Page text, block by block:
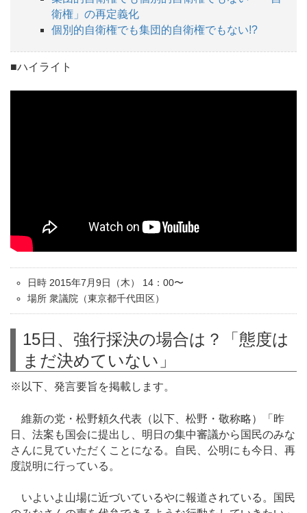
衛権」の再定義化
個別的自衛権でも集団的自衛権でもない!?
■ハイライト
日時 2015年7月9日（木） 14：00〜
場所 衆議院（東京都千代田区）
15日、強行採決の場合は？「態度は
まだ決めていない」
※以下、発言要旨を掲載します。
維新の党・松野頼久代表（以下、松野・敬称略）「昨
日、法案も国会に提出し、明日の集中審議から国民のみな
さんに見ていただくことになる。自民、公明にも今日、再
度説明に行っている。
いよいよ山場に近づいているやに報道されている。国民